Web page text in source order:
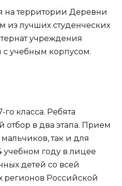
на территории Деревни
из лучших студенческих
учреждения
с учебным корпусом.
класса. Ребята
отбор в два этапа. Прием
так и для
учебном году в лицее
детей со всей
регионов Российской